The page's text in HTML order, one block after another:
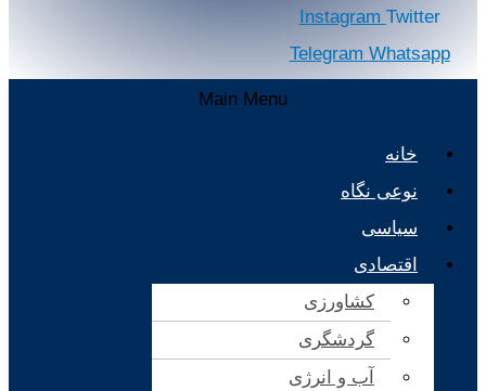
Instagram Twitter
Telegram Whatsapp
Main Menu
خانه
نوعی نگاه
سیاسی
اقتصادی
کشاورزی
گردشگری
آب و انرژی